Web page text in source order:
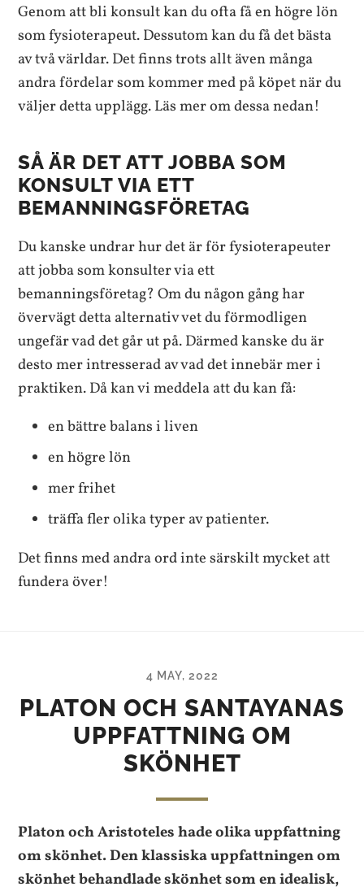
Genom att bli konsult kan du ofta få en högre lön
som fysioterapeut. Dessutom kan du få det bästa
av två världar. Det finns trots allt även många
andra fördelar som kommer med på köpet när du
väljer detta upplägg. Läs mer om dessa nedan!
SÅ ÄR DET ATT JOBBA SOM
KONSULT VIA ETT
BEMANNINGSFÖRETAG
Du kanske undrar hur det är för fysioterapeuter
att jobba som konsulter via ett
bemanningsföretag? Om du någon gång har
övervägt detta alternativ vet du förmodligen
ungefär vad det går ut på. Därmed kanske du är
desto mer intresserad av vad det innebär mer i
praktiken. Då kan vi meddela att du kan få:
en bättre balans i liven
en högre lön
mer frihet
träffa fler olika typer av patienter.
Det finns med andra ord inte särskilt mycket att
fundera över!
4 MAY, 2022
PLATON OCH SANTAYANAS
UPPFATTNING OM
SKÖNHET
Platon och Aristoteles hade olika uppfattning
om skönhet. Den klassiska uppfattningen om
skönhet behandlade skönhet som en idealisk,